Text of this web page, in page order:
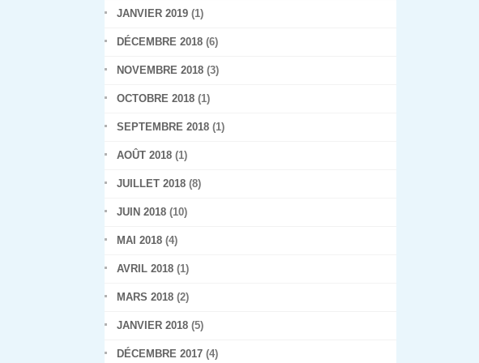
JANVIER 2019 (1)
DÉCEMBRE 2018 (6)
NOVEMBRE 2018 (3)
OCTOBRE 2018 (1)
SEPTEMBRE 2018 (1)
AOÛT 2018 (1)
JUILLET 2018 (8)
JUIN 2018 (10)
MAI 2018 (4)
AVRIL 2018 (1)
MARS 2018 (2)
JANVIER 2018 (5)
DÉCEMBRE 2017 (4)